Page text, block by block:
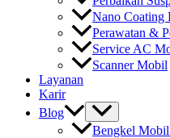
Nano Coating
Perawatan &
Service AC
Scanner Mobil
Layanan
Karir
Blog
Bengkel